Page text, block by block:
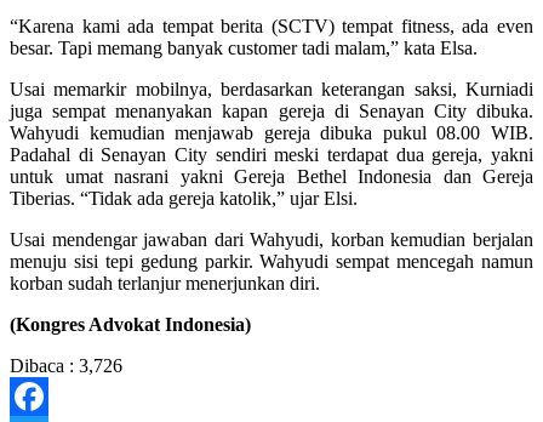
“Karena kami ada tempat berita (SCTV) tempat fitness, ada even
besar. Tapi memang banyak customer tadi malam,” kata Elsa.
Usai memarkir mobilnya, berdasarkan keterangan saksi, Kurniadi
juga sempat menanyakan kapan gereja di Senayan City dibuka.
Wahyudi kemudian menjawab gereja dibuka pukul 08.00 WIB.
Padahal di Senayan City sendiri meski terdapat dua gereja, yakni
untuk umat nasrani yakni Gereja Bethel Indonesia dan Gereja
Tiberias. “Tidak ada gereja katolik,” ujar Elsi.
Usai mendengar jawaban dari Wahyudi, korban kemudian berjalan
menuju sisi tepi gedung parkir. Wahyudi sempat mencegah namun
korban sudah terlanjur menerjunkan diri.
(Kongres Advokat Indonesia)
Dibaca : 3,726